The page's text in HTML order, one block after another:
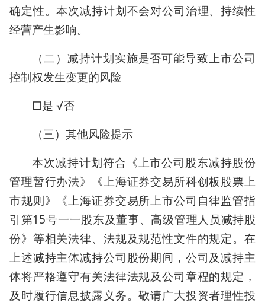
确定性。本次减持计划不会对公司治理、持续性
经营产生影响。
（二）减持计划实施是否可能导致上市公司
控制权发生变更的风险
□是 √否
（三）其他风险提示
本次减持计划符合《上市公司股东减持股份
管理暂行办法》《上海证券交易所科创板股票上
市规则》《上海证券交易所上市公司自律监管指
引第15号一一股东及董事、高级管理人员减持股
份》等相关法律、法规及规范性文件的规定。在
上述减持主体减持公司股份期间，公司及减持主
体将严格遵守有关法律法规及公司章程的规定，
及时履行信息披露义务。敬请广大投资者理性投